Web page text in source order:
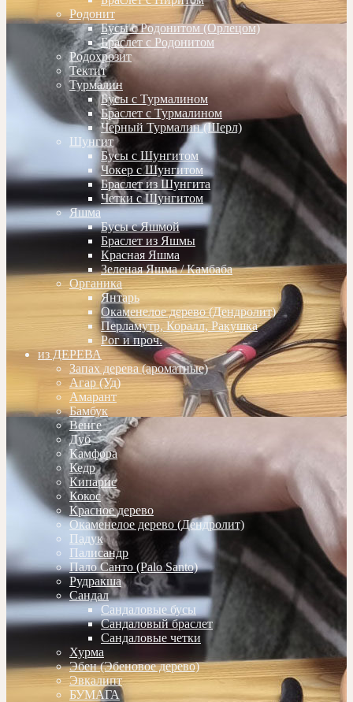
Родонит
Бусы с Родонитом (Орлецом)
Браслет с Родонитом
Родохрозит
Тектит
Турмалин
Бусы с Турмалином
Браслет с Турмалином
Черный Турмалин (Шерл)
Шунгит
Бусы с Шунгитом
Чокер с Шунгитом
Браслет из Шунгита
Четки с Шунгитом
Яшма
Бусы с Яшмой
Браслет из Яшмы
Красная Яшма
Зеленая Яшма / Камбаба
Органика
Янтарь
Окаменелое дерево (Дендролит)
Перламутр, Коралл, Ракушка
Рог и проч.
из ДЕРЕВА
Запах дерева (ароматные)
Агар (Уд)
Амарант
Бамбук
Венге
Дуб
Камфора
Кедр
Кипарис
Кокос
Красное дерево
Окаменелое дерево (Дендролит)
Падук
Палисандр
Пало Санто (Palo Santo)
Рудракша
Сандал
Сандаловые бусы
Сандаловый браслет
Сандаловые четки
Хурма
Эбен (Эбеновое дерево)
Эвкалипт
БУМАГА